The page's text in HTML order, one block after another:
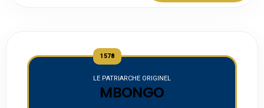
1578
LE PATRIARCHE ORIGINEL
MBONGO